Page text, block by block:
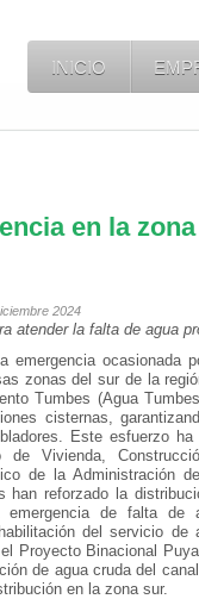
INICIO
en la
2024
atender la falta de agua
emergencia ocasionada
zonas del sur de la
Tumbes (Agua
cisternas,
Este esfuerzo ha
de Vivienda,
de la Administración
han reforzado la
de falta de
del servicio de
Proyecto Binacional
de agua cruda del
en la zona sur.